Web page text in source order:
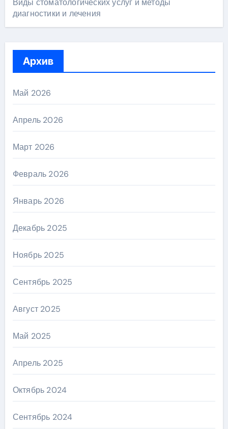
диагностики и лечения
Архив
Май 2026
Апрель 2026
Март 2026
Февраль 2026
Январь 2026
Декабрь 2025
Ноябрь 2025
Сентябрь 2025
Август 2025
Май 2025
Апрель 2025
Октябрь 2024
Сентябрь 2024